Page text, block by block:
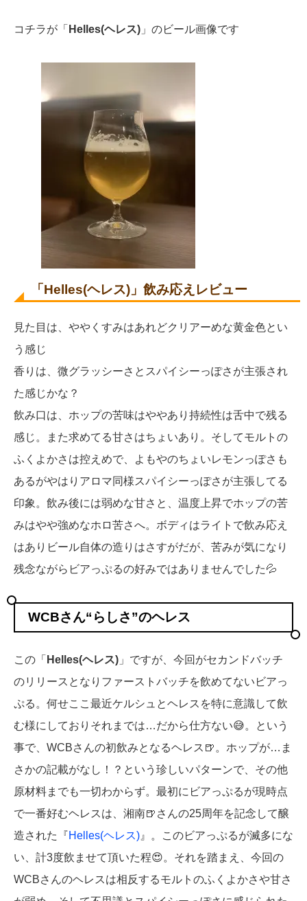
コチラが「 Helles(ヘレス) 」のビール画像です
「Helles(ヘレス)」飲み応えレビュー
見た目は、ややくすみはあれどクリアーめな黄金色とい
う感じ
香りは、微グラッシーさとスパイシーっぽさが主張され
た感じかな？
飲み口は、ホップの苦味はややあり持続性は舌中で残る
感じ。また求めてる甘さはちょいあり。そしてモルトの
ふくよかさは控えめで、よもやのちょいレモンっぽさも
あるがやはりアロマ同様スパイシーっぽさが主張してる
印象。飲み後には弱めな甘さと、温度上昇でホップの苦
みはやや強めなホロ苦さへ。ボディはライトで飲み応え
はありビール自体の造りはさすがだが、苦みが気になり
残念ながらビアっぷるの好みではありませんでした💦
WCBさん“らしさ”のヘレス
この「 Helles(ヘレス) 」ですが、今回がセカンドバッチ
のリリースとなりファーストバッチを飲めてないビアっ
ぷる。何せここ最近ケルシュとヘレスを特に意識して飲
む様にしておりそれまでは…だから仕方ない😅。という
事で、WCBさんの初飲みとなるヘレス🍺。ホップが…ま
さかの記載がなし！？という珍しいパターンで、その他
原材料までも一切わからず。最初にビアっぷるが現時点
で一番好むヘレスは、湘南🍺さんの25周年を記念して醸
造された『Helles(ヘレス) 』。このビアっぷるが滅多にな
い、計3度飲ませて頂いた程😍。それを踏まえ、今回の
WCBさんのヘレスは相反するモルトのふくよかさや甘さ